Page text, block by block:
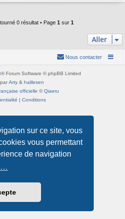
sur ce site, vous
vous permettant
de navigation
0 résultat • Page 1 sur 1
Aller
Nous contacter
® Forum Software © phpBB Limited
Arty & halilesen
officielle ©Qiaeru
| Conditions